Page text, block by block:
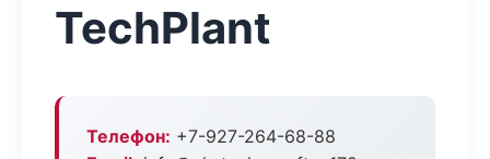
TechPlant
Телефон: +7-927-264-68-88